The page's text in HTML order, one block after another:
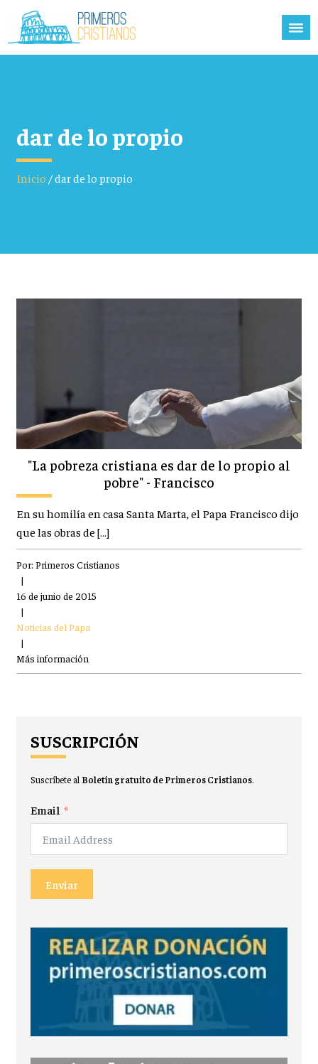
dar de lo propio
Inicio/dar de lo propio
"La pobreza cristiana es dar de lo propio al
pobre" - Francisco
En su homilía en casa Santa Marta, el Papa Francisco dijo
que las obras de […]
Por: Primeros Cristianos
|
16 de junio de 2015
|
Noticias del Papa
|
Más información
SUSCRIPCIÓN
Suscríbete al Boletín gratuito de Primeros Cristianos.
Email
Enviar